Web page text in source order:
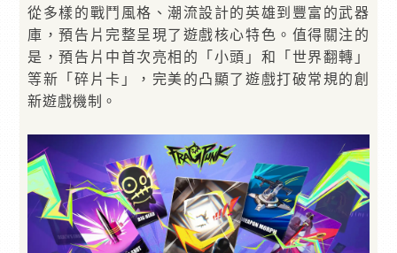
從多樣的戰鬥風格、潮流設計的英雄到豐富的武器
庫，預告片完整呈現了遊戲核心特色。值得關注的
是，預告片中首次亮相的「小頭」和「世界翻轉」
等新「碎片卡」，完美的凸顯了遊戲打破常規的創
新遊戲機制。